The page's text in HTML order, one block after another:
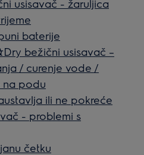
usisavač - žaruljica
baterije
bežični usisavač –
/ curenje vode /
na podu
ili ne pokreće
- problemi s
četku